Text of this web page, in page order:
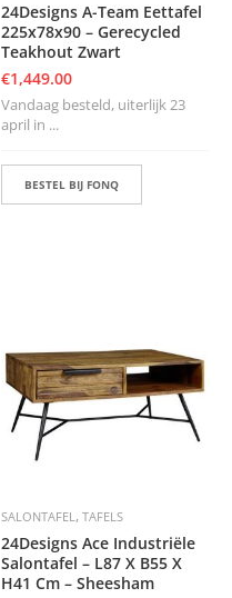
24Designs A-Team Eettafel
225x78x90 – Gerecycled
Teakhout Zwart
€1,449.00
Vandaag besteld, uiterlijk 23
april in ...
BESTEL BIJ FONQ
SALONTAFEL, TAFELS
24Designs Ace Industriële
Salontafel – L87 X B55 X
H41 Cm – Sheesham